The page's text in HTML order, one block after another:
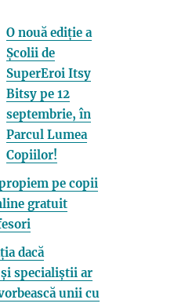
O nouă ediție a
Școlii de
SuperEroi Itsy
Bitsy pe 12
septembrie, în
Parcul Lumea
Copiilor!
pe copii
gratuit
dacă
specialiștii ar
unii cu